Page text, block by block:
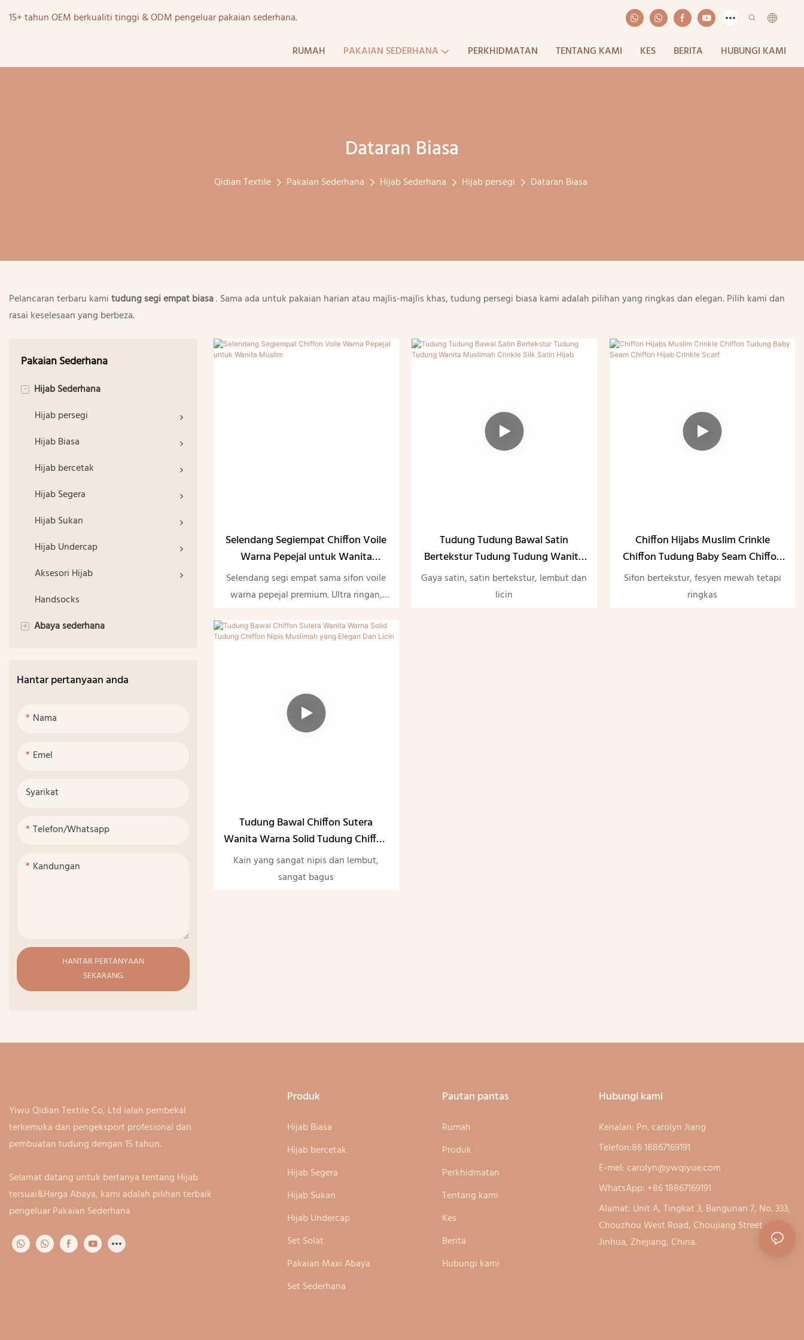
15+ tahun OEM berkualiti tinggi & ODM pengeluar pakaian sederhana.
RUMAH PAKAIAN SEDERHANA PERKHIDMATAN TENTANG KAMI KES BERITA HUBUNGI KAMI
Dataran Biasa
Qidian Textile Pakaian Sederhana Hijab Sederhana Hijab persegi Dataran Biasa
Pelancaran terbaru kamitudung segi empat biasa. Sama ada untuk pakaian harian atau majlis-majlis khas, tudung persegi biasa kami adalah pilihan yang ringkas dan elegan. Pilih kami dan
rasai keselesaan yang berbeza.
Pakaian Sederhana
-
Hijab Sederhana
Hijab persegi
Hijab Biasa
Hijab bercetak
Hijab Segera
Hijab Sukan
Hijab Undercap
Aksesori Hijab
Handsocks
+ Abaya sederhana
Pakaian Maxi
Pakaian Aktif Muslim
Hantar pertanyaan anda
Nama
Emel
Syarikat
Telefon/whatsapp
Kandungan
HANTAR PERTANYAAN
SEKARANG.
Selendang Segiempat Chiffon Voile
Warna Pepejal untuk Wanita
Muslim
Selendang segi empat sama sifon voile
warna pepejal premium. Ultra ringan,
elegan, menawarkan liputan penuh
yang selesa dan gaya yang serba boleh
Tudung Tudung Bawal Satin
Bertekstur Tudung Tudung Wanita
Muslimah Crinkle Silk Satin Hijab
Gaya satin, satin bertekstur, lembut dan
licin
Chiffon Hijabs Muslim Crinkle
Chiffon Tudung Baby Seam Chiffon
Hijab Crinkle Scarf
Sifon bertekstur, fesyen mewah tetapi
ringkas
Tudung Bawal Chiffon Sutera
Wanita Warna Solid Tudung Chiffon
Nipis Muslimah yang Elegan Dan
Licin
Kain yang sangat nipis dan lembut,
sangat bagus
Yiwu Qidian Textile Co, Ltd ialah pembekal
terkemuka dan pengeksport profesional dan
pembuatan tudung dengan 15 tahun.
Selamat datang untuk bertanya tentang Hijab
tersuai&Harga Abaya, kami adalah pilihan terbaik
pengeluar Pakaian Sederhana
Produk
Hijab Biasa
Hijab bercetak
Hijab Segera
Hijab Sukan
Hijab Undercap
Set Solat
Pakaian Maxi Abaya
Set Sederhana
Pautan pantas
Rumah
Produk
Perkhidmatan
Tentang kami
Kes
Berita
Hubungi kami
Hubungi kami
Kenalan: Pn. carolyn Jiang
Telefon:86 18867169191
E-mel:carolyn@ywqiyue.com
WhatsApp: +86 18867169191
Alamat: Unit A, Tingkat 3, Bangunan 7, No. 333,
Chouzhou West Road, Choujiang Street,
Jinhua, Zhejiang, China.